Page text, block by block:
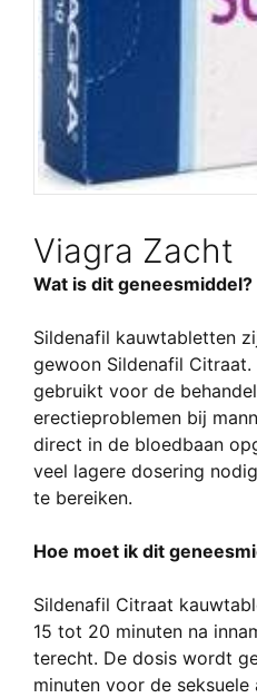
Viagra Zacht
Wat is dit geneesmiddel?
Sildenafil kauwtabletten
gewoon Sildenafil
gebruikt voor de
erectieproblemen bij
direct in de bloedbaan
veel lagere dosering
te bereiken.
Hoe moet ik dit
Sildenafil Citraat
15 tot 20 minuten na
terecht. De dosis wordt
minuten voor de